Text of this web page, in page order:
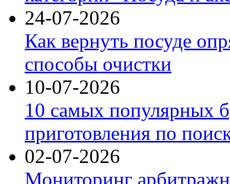
24-07-2026
Как вернуть посуде
способы очистки
10-07-2026
10 самых популярных
приготовления по
02-07-2026
Мониторинг